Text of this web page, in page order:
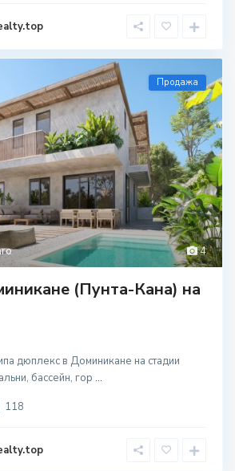
4
Продажа
(Пунта-Кана) на
дюплекс в Доминикане на стадии
бассейн, гор ...
118